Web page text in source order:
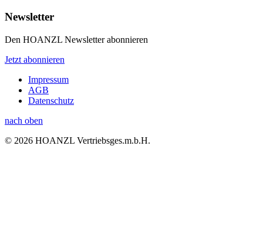
Newsletter
Den HOANZL Newsletter abonnieren
Jetzt abonnieren
Impressum
AGB
Datenschutz
nach oben
© 2026 HOANZL Vertriebsges.m.b.H.